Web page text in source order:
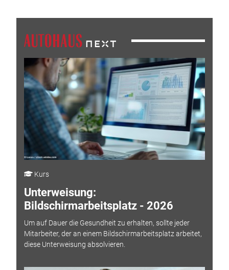
Kurs
Unterweisung:
Bildschirmarbeitsplatz - 2026
Um auf Dauer die Gesundheit zu erhalten, sollte jeder
Mitarbeiter, der an einem Bildschirmarbeitsplatz arbeitet,
diese Unterweisung absolvieren.